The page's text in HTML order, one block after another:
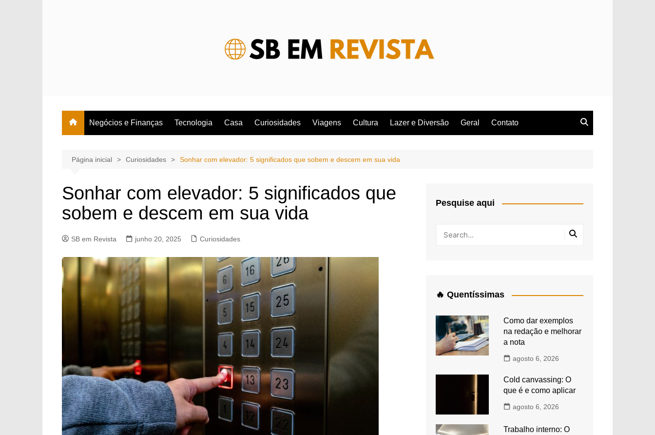
Negócios e Finanças Tecnologia Casa Curiosidades Viagens Cultura Lazer e Diversão Geral Contato
Página inicial Curiosidades Sonhar com elevador: 5 significados que sobem e descem em sua vida
Sonhar com elevador: 5 significados que
sobem e descem em sua vida
SB em Revista junho 20, 2025 Curiosidades
Pesquise aqui
🔥 Quentíssimas
Como dar exemplos
na redação e melhorar
a nota
agosto 6, 2026
Cold canvassing: O
que é e como aplicar
agosto 6, 2026
Trabalho interno: O